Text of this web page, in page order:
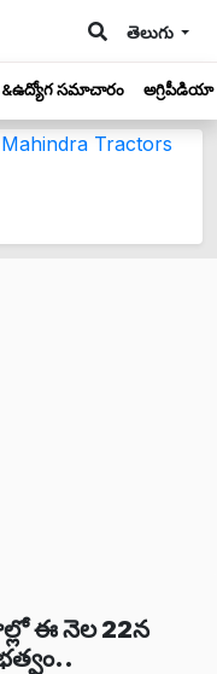
తెలుగు
&ఉద్యోగ సమాచారం అగ్రిపీడియా
ఈ నెల 22న